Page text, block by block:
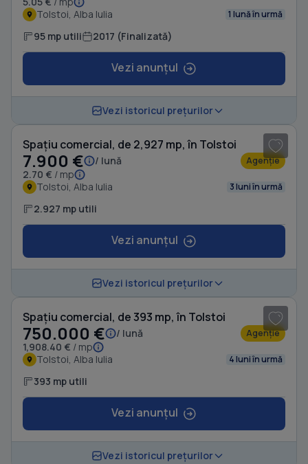
Tolstoi, Alba Iulia 1 lună în urmă
95 mp utili 2017 (Finalizată)
Vezi anunțul
Vezi istoricul prețurilor
Spațiu comercial, de 2,927 mp, în Tolstoi
7.900 €
/ lună
2.70 € / mp
Agenție
Tolstoi, Alba Iulia 3 luni în urmă
2.927 mp utili
Vezi anunțul
Vezi istoricul prețurilor
Spațiu comercial, de 393 mp, în Tolstoi
750.000 €
/ lună
1,908.40 € / mp
Agenție
Tolstoi, Alba Iulia 4 luni în urmă
393 mp utili
Vezi anunțul
Vezi istoricul prețurilor